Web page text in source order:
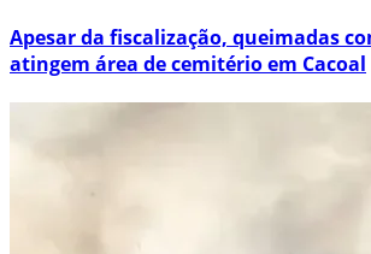
Apesar da fiscalização, queimadas
atingem área de cemitério em Cacoal